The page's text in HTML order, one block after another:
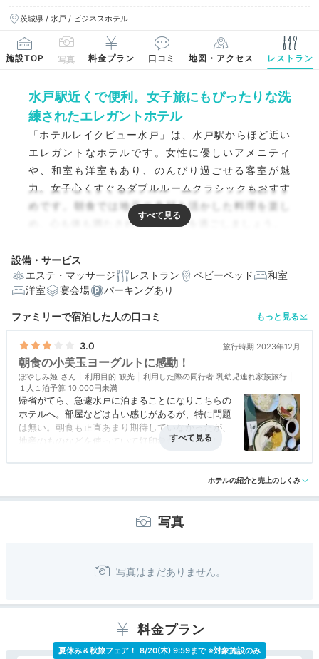
茨城県 / 水戸 / ビジネスホテル
施設TOP 写真 料金プラン 口コミ 地図・アクセス レストラン
水戸駅近くで便利。女子旅にもぴったりな洗
練されたエレガントホテル
「ホテルレイクビュー水戸」は、水戸駅からほど近い
エレガントなホテルです。女性に優しいアメニティ
や、和室も洋室もあり、のんびり過ごせる客室が魅
力。女子心くすぐるダブルルームクラシックもおすす
めです。朝食では地元の食材を活かした料理を楽し
め、心も体も満たされるひとときを過ごしましょう。
設備・サービス
エステ・マッサージ
レストラン ベビーベッド
和室
洋室
宴会場 パーキングあり
ファミリーで宿泊した人の口コミ もっと見る
3.0 旅行時期 2023年12月
朝食の小美玉ヨーグルトに感動！
ぽやしみ姫 利用目的 観光 利用した際の同行者 乳幼児連れ家族旅行
１人１泊予算 10,000円未満
帰省がてら、急遽水戸に泊まることになりこちらの
ホテルへ。部屋などは古い感じがあるが、特に問題
は無い。朝食も正直あまり期待していなかったが、
地産のものなどを使っていて好印象だった。特に感
また、水戸に泊まる機会があったらぜひ選びたい。
アクセス 4.0 コスパ 3.0 客室 3.0 接客対応 3.0 風呂 評価なし
ホテルの紹介と売上のしくみ
写真
料金プラン
夏休み＆秋旅フェア！ 8/20(木) 9:59まで ※対象施設のみ